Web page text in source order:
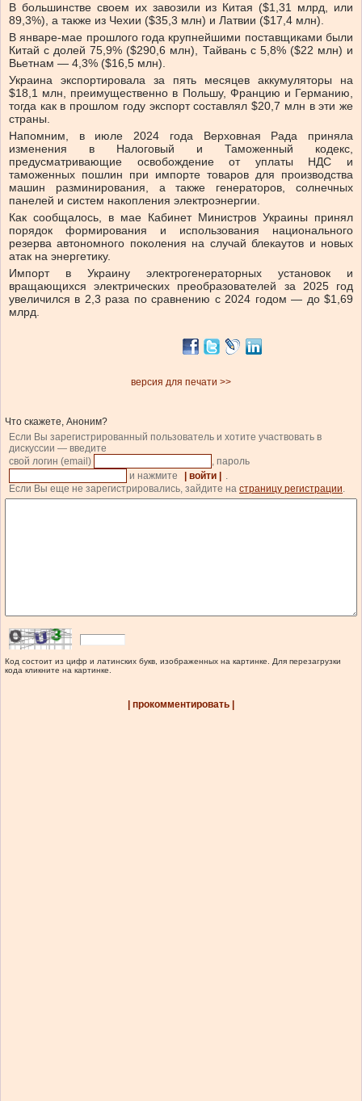
В большинстве своем их завозили из Китая ($1,31 млрд, или
89,3%), а также из Чехии ($35,3 млн) и Латвии ($17,4 млн).
В январе-мае прошлого года крупнейшими поставщиками были
Китай с долей 75,9% ($290,6 млн), Тайвань с 5,8% ($22 млн) и
Вьетнам — 4,3% ($16,5 млн).
Украина экспортировала за пять месяцев аккумуляторы на
$18,1 млн, преимущественно в Польшу, Францию ​​и Германию,
тогда как в прошлом году экспорт составлял $20,7 млн ​​в эти же
страны.
Напомним, в июле 2024 года Верховная Рада приняла
изменения в Налоговый и Таможенный кодекс,
предусматривающие освобождение от уплаты НДС и
таможенных пошлин при импорте товаров для производства
машин разминирования, а также генераторов, солнечных
панелей и систем накопления электроэнергии.
Как сообщалось, в мае Кабинет Министров Украины принял
порядок формирования и использования национального
резерва автономного поколения на случай блекаутов и новых
атак на энергетику.
Импорт в Украину электрогенераторных установок и
вращающихся электрических преобразователей за 2025 год
увеличился в 2,3 раза по сравнению с 2024 годом — до $1,69
млрд.
версия для печати >>
Что скажете, Аноним?
Если Вы зарегистрированный пользователь и хотите участвовать в
дискуссии — введите
свой логин (email)
, пароль
и нажмите
| войти |
.
Если Вы еще не зарегистрировались, зайдите на страницу регистрации.
Код состоит из цифр и латинских букв, изображенных на картинке. Для перезагрузки
кода кликните на картинке.
| прокомментировать |